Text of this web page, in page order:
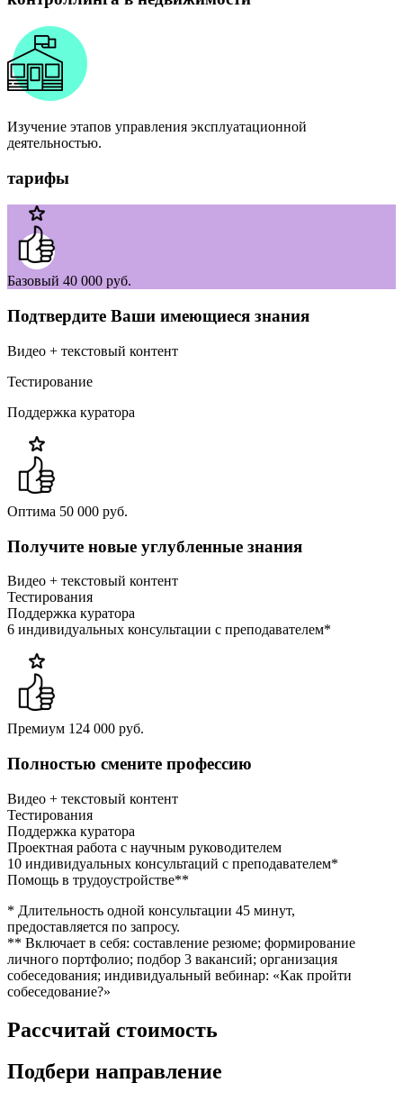
Изучение этапов управления эксплуатационной
деятельностью.
тарифы
Базовый 40 000 руб.
Подтвердите Ваши имеющиеся знания
Видео + текстовый контент
Тестирование
Поддержка куратора
Оптима 50 000 руб.
Получите новые углубленные знания
Видео + текстовый контент
Тестирования
Поддержка куратора
6 индивидуальных консультации с преподавателем*
Премиум 124 000 руб.
Полностью смените профессию
Видео + текстовый контент
Тестирования
Поддержка куратора
Проектная работа с научным руководителем
10 индивидуальных консультаций с преподавателем*
Помощь в трудоустройстве**
* Длительность одной консультации 45 минут,
предоставляется по запросу.
** Включает в себя: составление резюме; формирование
личного портфолио; подбор 3 вакансий; организация
собеседования; индивидуальный вебинар: «Как пройти
собеседование?»
Рассчитай стоимость
Подбери направление